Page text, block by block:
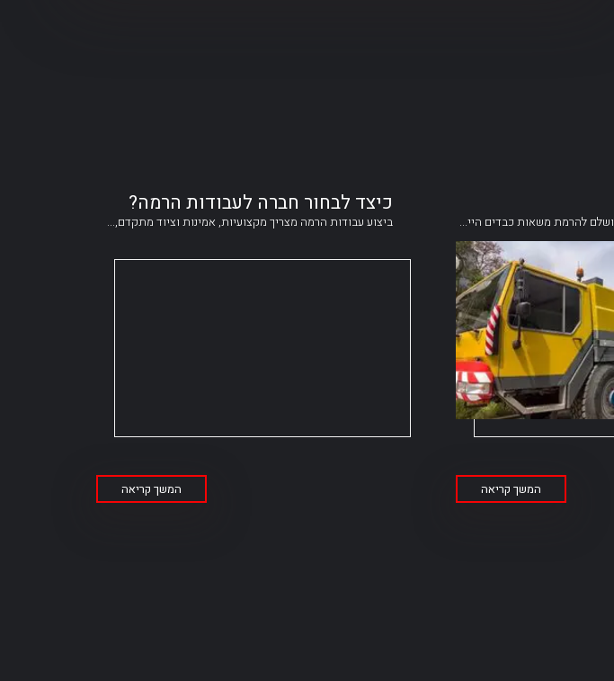
להרמת משאות כבדים היי...
המשך קריאה
כיצד לבחור חברה לעבודות הרמה?
ביצוע עבודות הרמה מצריך מקצועיות, אמינות וציוד מתקדם,...
המשך קריאה